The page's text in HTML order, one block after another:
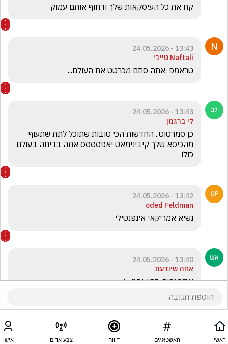
קח את כל העיסקאות שלך ודחוף אותם עמוק
13:43 - 24.05.2026
Naftali טייבי
טראמפ .אתה סתם מכרטט את העולם...
13:43 - 24.05.2026
לי ברגמן
כולו
13:42 - 24.05.2026
oded Feldman
נשיא אמריקאי אינפנטילי
13:40 - 24.05.2026
אחת שיודעת
ארור יהיה בחיו ובמ....ו
ראשי האשטאגים דיווח צבע אדום אישי